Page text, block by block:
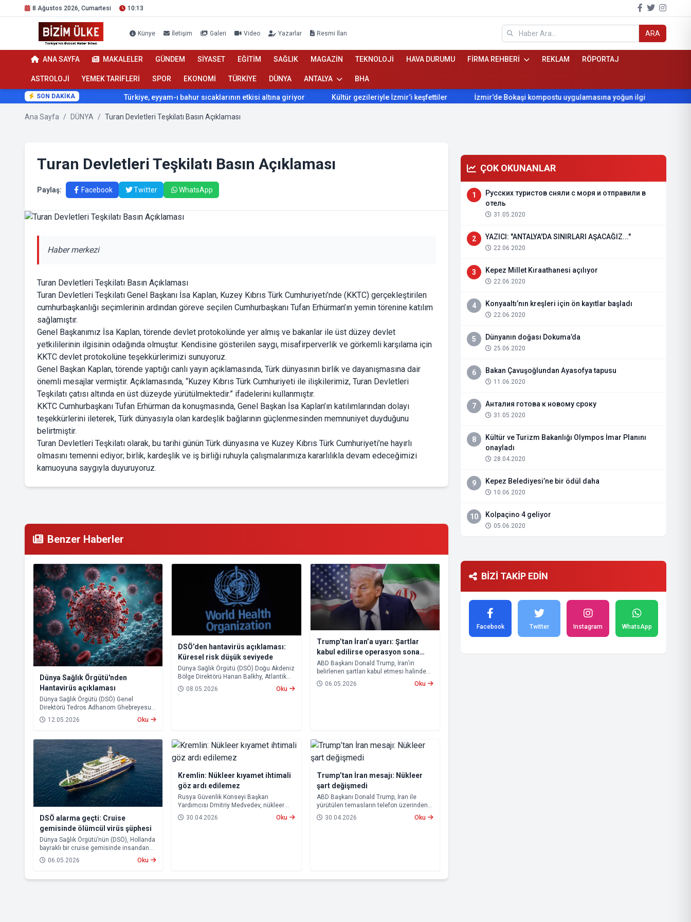
8 Ağustos 2026, Cumartesi 10:13
Künye İletişim Galeri Video Yazarlar Resmi İlan ARA
ANA SAYFA MAKALELER GÜNDEM SİYASET EĞİTİM SAĞLIK MAGAZİN TEKNOLOJİ HAVA DURUMU FİRMA REHBERİ REKLAM RÖPORTAJ
ASTROLOJİ YEMEK TARİFLERİ SPOR EKONOMİ TÜRKİYE DÜNYA ANTALYA BHA
SON DAKİKA Türkiye, eyyam-ı bahur sıcaklarının etkisi altına giriyor Kültür gezileriyle İzmir’i keşfettiler İzmir’de Bokaşi kompostu uygulamasına yoğun ilgi
Ana Sayfa / DÜNYA / Turan Devletleri Teşkilatı Basın Açıklaması
Turan Devletleri Teşkilatı Basın Açıklaması
Paylaş: Facebook Twitter WhatsApp
Haber merkezi
Turan Devletleri Teşkilatı Basın Açıklaması
Turan Devletleri Teşkilatı Genel Başkanı İsa Kaplan, Kuzey Kıbrıs Türk Cumhuriyeti’nde (KKTC) gerçekleştirilen
cumhurbaşkanlığı seçimlerinin ardından göreve seçilen Cumhurbaşkanı Tufan Erhürman’ın yemin törenine katılım
sağlamıştır.
Genel Başkanımız İsa Kaplan, törende devlet protokolünde yer almış ve bakanlar ile üst düzey devlet
yetkililerinin ilgisinin odağında olmuştur. Kendisine gösterilen saygı, misafirperverlik ve görkemli karşılama için
KKTC devlet protokolüne teşekkürlerimizi sunuyoruz.
Genel Başkan Kaplan, törende yaptığı canlı yayın açıklamasında, Türk dünyasının birlik ve dayanışmasına dair
önemli mesajlar vermiştir. Açıklamasında, “Kuzey Kıbrıs Türk Cumhuriyeti ile ilişkilerimiz, Turan Devletleri
Teşkilatı çatısı altında en üst düzeyde yürütülmektedir.” ifadelerini kullanmıştır.
KKTC Cumhurbaşkanı Tufan Erhürman da konuşmasında, Genel Başkan İsa Kaplan’ın katılımlarından dolayı
teşekkürlerini ileterek, Türk dünyasıyla olan kardeşlik bağlarının güçlenmesinden memnuniyet duyduğunu
belirtmiştir.
Turan Devletleri Teşkilatı olarak, bu tarihi günün Türk dünyasına ve Kuzey Kıbrıs Türk Cumhuriyeti’ne hayırlı
olmasını temenni ediyor; birlik, kardeşlik ve iş birliği ruhuyla çalışmalarımıza kararlılıkla devam edeceğimizi
kamuoyuna saygıyla duyuruyoruz.
Benzer Haberler
Dünya Sağlık Örgütü'nden
Hantavirüs açıklaması
Dünya Sağlık Örgütü (DSÖ) Genel
Direktörü Tedros Adhanom Ghebreyesus,
hantavirüs vakalarına ilişkin yaptığı
açıklamada, mevcut tablonun küresel
işaret etmediğini belirtti. Ghebreyesus,
buna rağmen virüsün uzun kuluçka
süresi nedeniyle önümüzdeki haftalarda
yeni vakaların görülebileceği uyarısında
bulundu.
12.05.2026 Oku
DSÖ’den hantavirüs açıklaması:
Küresel risk düşük seviyede
Dünya Sağlık Örgütü (DSÖ) Doğu Akdeniz
Bölge Direktörü Hanan Balkhy, Atlantik
Okyanusu’nda bir yolcu gemisinde
görülen hantavirüs vakalarına ilişkin
08.05.2026 Oku
Trump’tan İran’a uyarı: Şartlar
kabul edilirse operasyon sona
erecek
ABD Başkanı Donald Trump, İran’ın
belirlenen şartları kabul etmesi halinde
“Destansı Öfke” operasyonunun sona
ereceğini ve Hürmüz Boğazı’nın yeniden
06.05.2026 Oku
DSÖ alarma geçti: Cruise
gemisinde ölümcül virüs şüphesi
Dünya Sağlık Örgütü’nün (DSÖ), Hollanda
bayraklı bir cruise gemisinde insandan
insana hantavirüs bulaşımı yaşandığını
açıklaması uluslararası endişeye yol
06.05.2026 Oku
Kremlin: Nükleer kıyamet ihtimali
göz ardı edilemez
Rusya Güvenlik Konseyi Başkan
Yardımcısı Dmitriy Medvedev, nükleer
kıyamet yaşanma ihtimalinin
bulunduğunu belirterek, “Buna hazırlıklı
30.04.2026 Oku
Trump’tan İran mesajı: Nükleer
şart değişmedi
ABD Başkanı Donald Trump, İran ile
yürütülen temasların telefon üzerinden
sürdürüldüğünü açıkladı.
30.04.2026 Oku
ÇOK OKUNANLAR
1
Русских туристов сняли с моря и отправили в
отель
31.05.2020
2 YAZICI: "ANTALYA'DA SINIRLARI AŞACAĞIZ..."
22.06.2020
3 Kepez Millet Kıraathanesi açılıyor
22.06.2020
4 Konyaaltı’nın kreşleri için ön kayıtlar başladı
22.06.2020
5 Dünyanın doğası Dokuma’da
25.06.2020
6 Bakan Çavuşoğlundan Ayasofya tapusu
11.06.2020
7 Анталия готова к новому сроку
31.05.2020
8
Kültür ve Turizm Bakanlığı Olympos İmar Planını
onayladı
28.04.2020
9 Kepez Belediyesi’ne bir ödül daha
10.06.2020
10 Kolpaçino 4 geliyor
05.06.2020
BİZİ TAKİP EDİN
Facebook Twitter Instagram WhatsApp